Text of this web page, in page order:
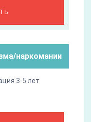
наркомании
3-5 лет